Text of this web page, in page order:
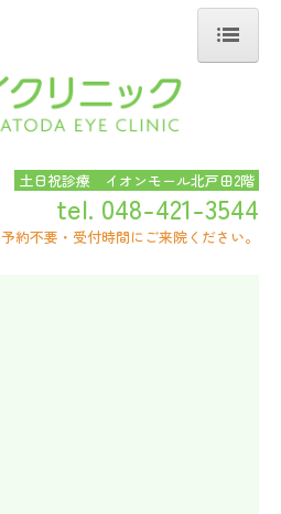
土日祝診療 イオンモール北戸田2階
tel. 048-421-3544
予約不要・受付時間にご来院ください。